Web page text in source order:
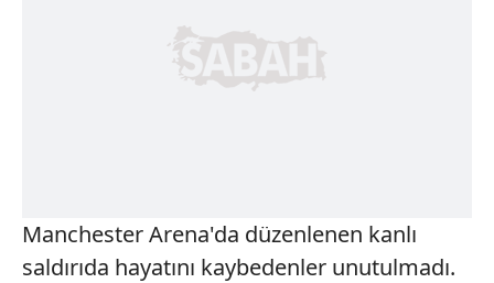
Manchester Arena'da düzenlenen kanlı
saldırıda hayatını kaybedenler unutulmadı.